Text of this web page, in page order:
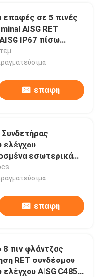
επαφές σε 5 πινές
AISG RET
IP67 πίσω
επαφή
Συνδετήρας
ελέγχου
εσωτερικά
Αδιάβροχο IP68
επαφή
8 πιν φλάντζας
RET συνδέσμου
ελέγχου AISG C485